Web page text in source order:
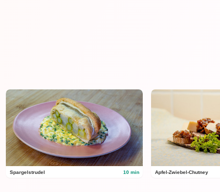
Spargelstrudel 10 min Apfel-Zwiebel-Chutney